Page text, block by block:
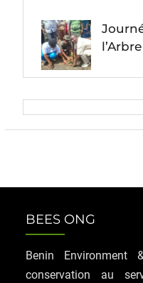
BEES ONG
Benin
conservation au